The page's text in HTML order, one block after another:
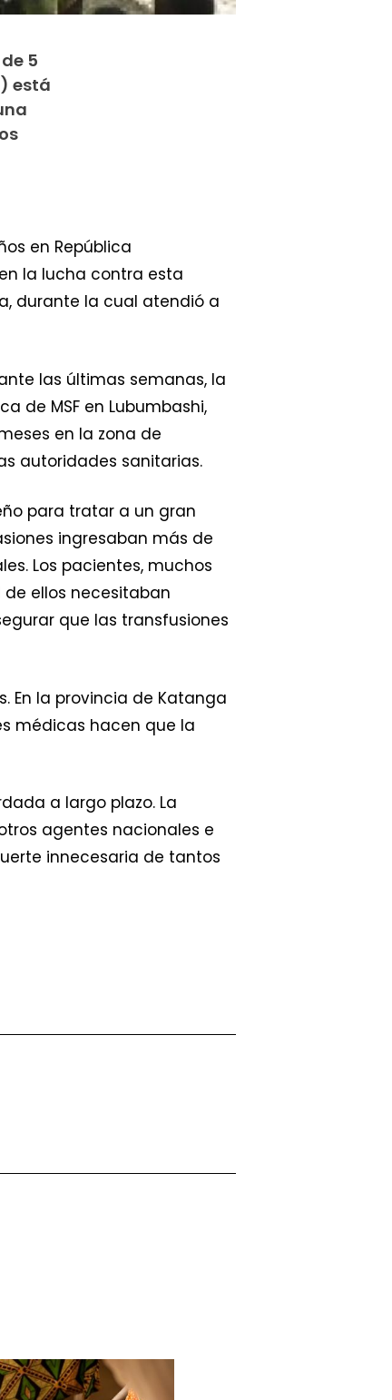
5
está
en República
la lucha contra esta
durante la cual atendió a
las últimas semanas, la
de MSF en Lubumbashi,
en la zona de
autoridades sanitarias.
para tratar a un gran
ingresaban más de
Los pacientes, muchos
ellos necesitaban
que las transfusiones
En la provincia de Katanga
médicas hacen que la
a largo plazo. La
agentes nacionales e
innecesaria de tantos